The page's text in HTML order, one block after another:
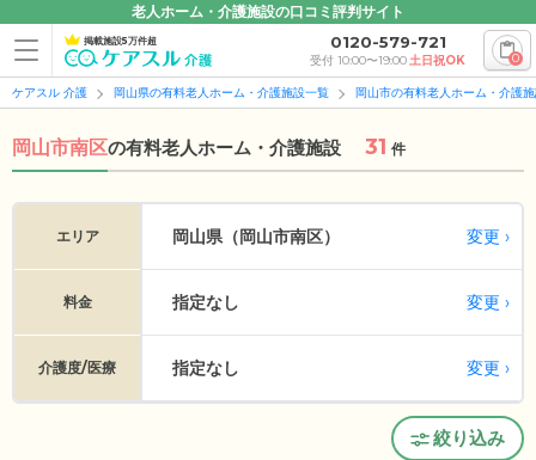
老人ホーム・介護施設の口コミ評判サイト
掲載施設5万件超 0120-579-721
受付 10:00〜19:00土日祝OK 0
ケアスル 介護 岡山県の有料老人ホーム・介護施設一覧 岡山市の有料老人ホーム・介護
岡山市南区の有料老人ホーム・介護施設 31 件
エリア 岡山県（岡山市南区） 変更
料金 指定なし 変更
介護度/医療 指定なし 変更
絞り込み